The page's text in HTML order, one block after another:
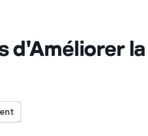
d'Améliorer